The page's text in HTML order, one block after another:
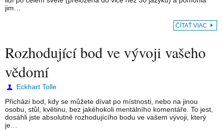
jim…
ČÍTAŤ VIAC
Rozhodující bod ve vývoji vašeho
vědomí
Eckhart Tolle
Přichází bod, kdy se můžete dívat po místnosti, nebo na jinou
osobu, stůl, květinu, bez jakéhokoli mentálního komentáře. To jest,
dosáhli jste absolutně rozhodujícího bodu ve vašem vývoji, který
je…